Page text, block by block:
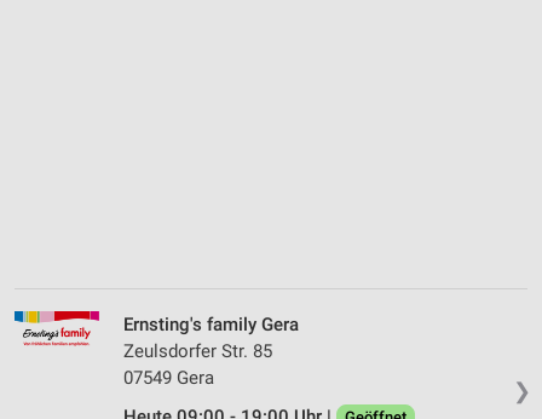
❯
Ernsting's family Gera
Zeulsdorfer Str. 85
07549 Gera